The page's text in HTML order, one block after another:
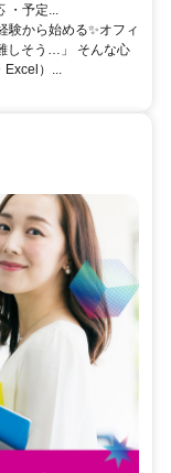
・予定...
験から始める✨オフィ
しそう…」 そんな心
Excel）...